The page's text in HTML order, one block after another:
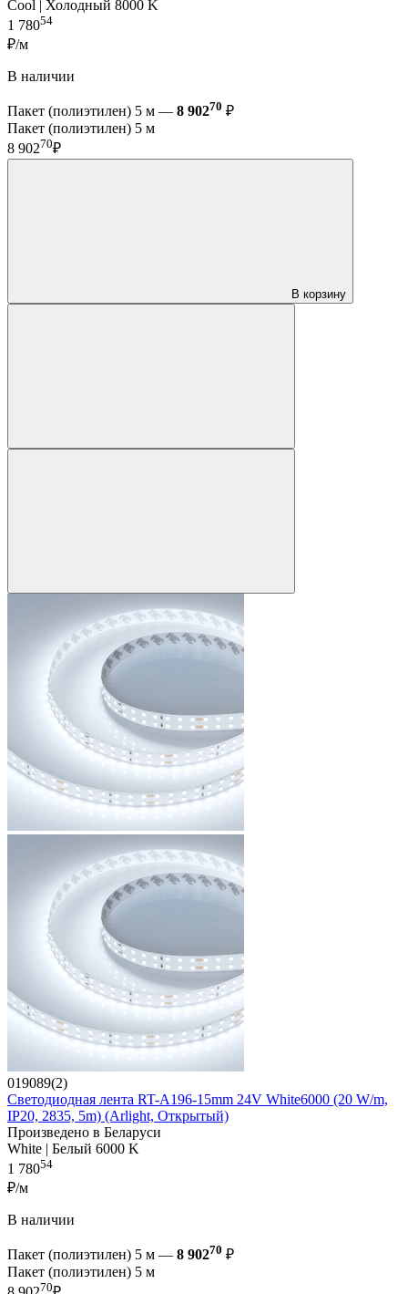
Cool | Холодный 8000 K
1 78054
₽/м
В наличии
Пакет (полиэтилен) 5 м — 8 90270 ₽
Пакет (полиэтилен) 5 м
8 90270₽
В корзину
019089(2)
Светодиодная лента RT-A196-15mm 24V White6000 (20 W/m,
IP20, 2835, 5m) (Arlight, Открытый)
Произведено в Беларуси
White | Белый 6000 K
1 78054
₽/м
В наличии
Пакет (полиэтилен) 5 м — 8 90270 ₽
Пакет (полиэтилен) 5 м
70